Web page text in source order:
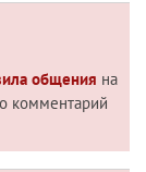
общения на
комментарий